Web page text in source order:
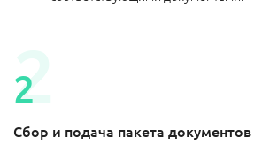
Сбор и подача пакета документов